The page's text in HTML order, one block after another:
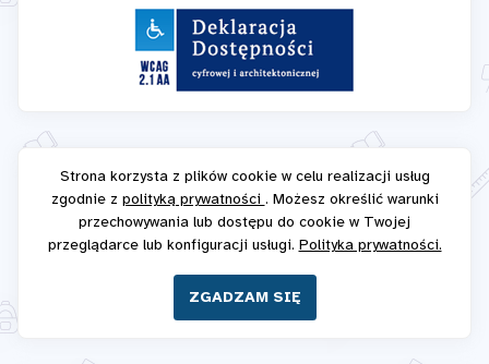
Strona korzysta z plików cookie w celu realizacji usług
zgodnie z polityką prywatności . Możesz określić warunki
przechowywania lub dostępu do cookie w Twojej
przeglądarce lub konfiguracji usługi. Polityka prywatności.
ZGADZAM SIĘ